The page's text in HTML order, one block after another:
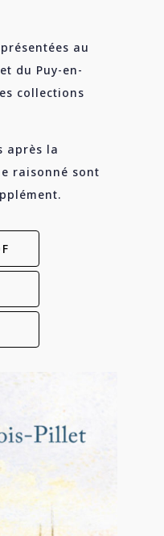
au
du Puy-en-
collections
après la
raisonné sont